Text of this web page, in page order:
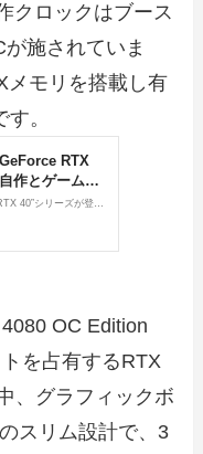
クロックはブース
施されていま
メモリを搭載し有
。
OC Edition
を占有するRTX
、グラフィックボ
スリム設計で、3